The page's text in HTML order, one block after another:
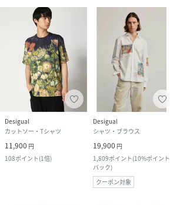
Desigual
カットソー・Tシャツ
11,900 円
108ポイント(1倍)
Desigual
シャツ・ブラウス
19,900 円
1,809ポイント(10%ポイント
バック)
クーポン対象